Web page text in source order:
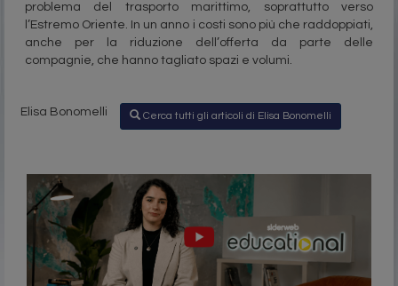
problema del trasporto marittimo, soprattutto verso
l’Estremo Oriente. In un anno i costi sono più che raddoppiati,
anche per la riduzione dell’offerta da parte delle
compagnie, che hanno tagliato spazi e volumi.
Elisa Bonomelli Cerca tutti gli articoli di Elisa Bonomelli